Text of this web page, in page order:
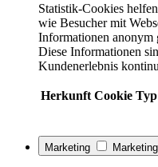
Statistik-Cookies
wie Besucher mit
Informationen anonym
Diese Informationen
Kundenerlebnis
Herkunft Cookie Typ
Marketing Marketing